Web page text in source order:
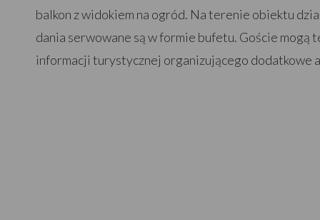
balkon z widokiem na ogród. Na terenie obiektu
dania serwowane są w formie bufetu. Goście mogą
informacji turystycznej organizującego dodatkowe